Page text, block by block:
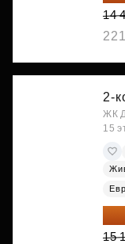
14
2-
ЖК
15
15